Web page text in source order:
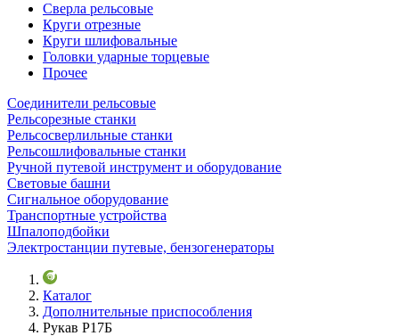
Сверла рельсовые
Круги отрезные
Круги шлифовальные
Головки ударные торцевые
Прочее
Соединители рельсовые
Рельсорезные станки
Рельсосверлильные станки
Рельсошлифовальные станки
Ручной путевой инструмент и оборудование
Световые башни
Сигнальное оборудование
Транспортные устройства
Шпалоподбойки
Электростанции путевые, бензогенераторы
Каталог
Дополнительные приспособления
Рукав Р17Б